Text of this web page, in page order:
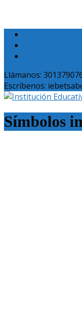
Llámanos:
Escríbenos:
Símbolos